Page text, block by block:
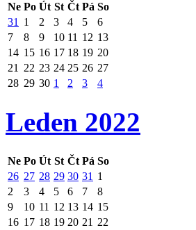
Ne Po Út St Čt Pá So
31
1 2 3 4 5
6
7
8 9 10 11 12 13
14 15 16 17 18 19 20
21
22 23 24 25 26 27
28 29 30 1 2 3 4
Leden 2022
Ne Po Út St Čt Pá So
26 27 28 29 30 31 1
2
3 4 5 6 7
8
9
10 11 12 13 14 15
16 17 18 19 20 21 22